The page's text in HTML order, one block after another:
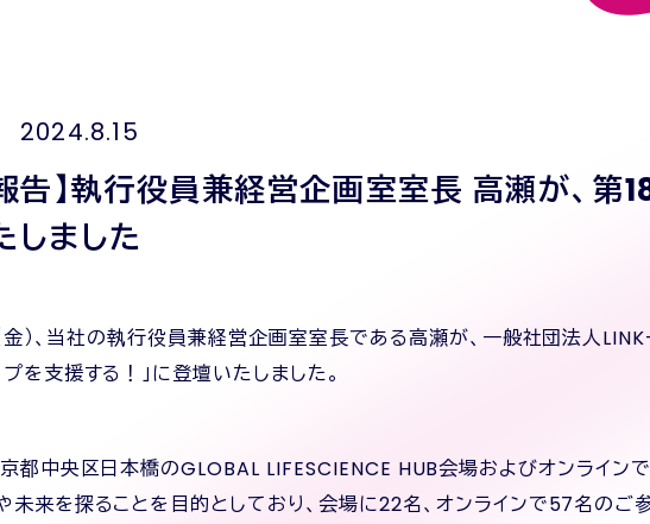
2024.8.15
報告】執行役員兼経営企画室室長 高瀬が
しました
）、当社の執行役員兼経営企画室室長である高瀬が、一般社団法人
を支援する！」に登壇いたしました。
京都中央区日本橋のGLOBAL LIFESCIENCE HUB会場およびオンライン
未来を探ることを目的としており、会場に22名、オンラインで57名のご